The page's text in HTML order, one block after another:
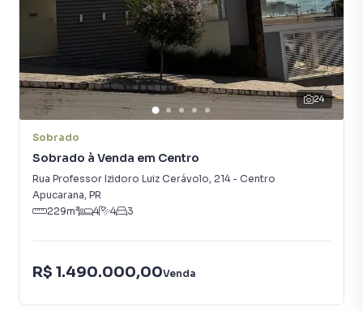
diversas cidades do Brasil, incluindo Apucarana.
Na Cássio Navas Imóveis você consegue vender seu
imóvel muito mais rápido do que em imobiliárias
tradicionais. Já vendemos diversos imóveis em Apucarana,
especialmente em Vila Martins. Isso porque temos uma
muito o número de contatos interessados e tendo como
consequência uma maior chance de vender seu imóvel
mais rápido. Contamos também com um time de
atendimento preparada para atender proprietários e
24
Sobrado
Sobrado à Venda em Centro
Rua Professor Izidoro Luiz Cerávolo, 214- Centro
Apucarana, PR
229m² 4 4 3
R$ 1.490.000,00Venda